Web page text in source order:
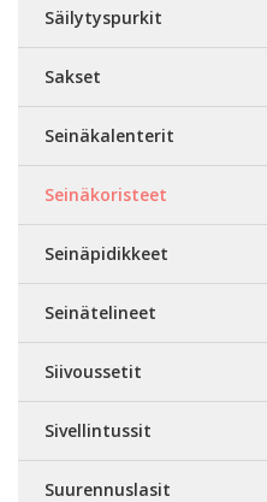
Säilytyspurkit
Sakset
Seinäkalenterit
Seinäkoristeet
Seinäpidikkeet
Seinätelineet
Siivoussetit
Sivellintussit
Suurennuslasit